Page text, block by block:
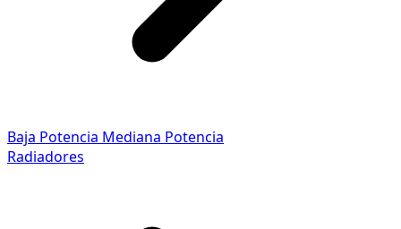
Baja Potencia Mediana Potencia
Radiadores